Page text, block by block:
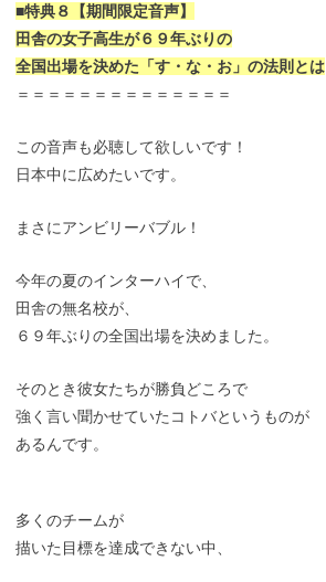
■特典８【期間限定音声】
田舎の女子高生が６９年ぶりの
全国出場を決めた「す・な・お」の法則とは
＝＝＝＝＝＝＝＝＝＝＝＝＝＝
この音声も必聴して欲しいです！
日本中に広めたいです。
まさにアンビリーバブル！
今年の夏のインターハイで、
田舎の無名校が、
６９年ぶりの全国出場を決めました。
そのとき彼女たちが勝負どころで
強く言い聞かせていたコトバというものが
あるんです。
多くのチームが
描いた目標を達成できない中、